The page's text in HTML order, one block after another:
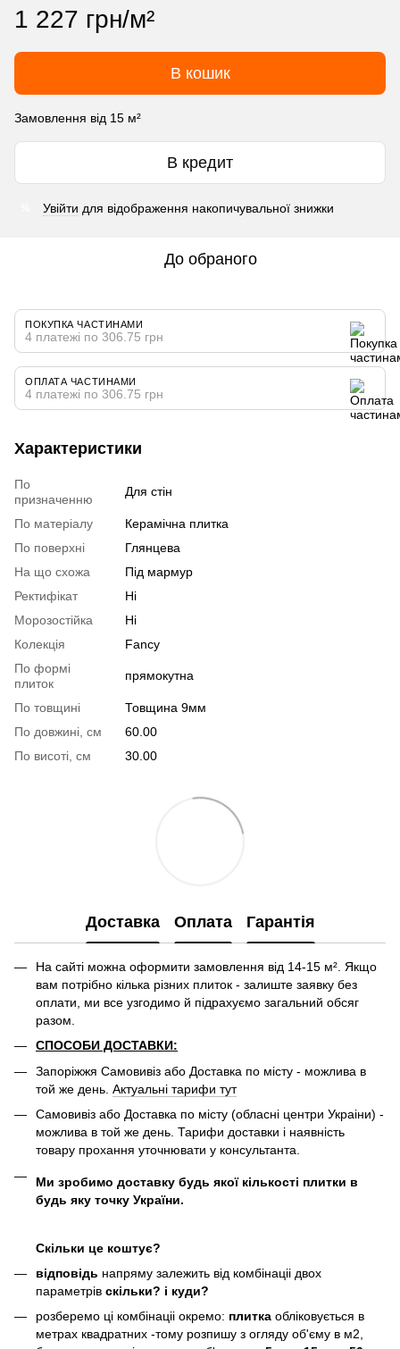
1 227 грн/м²
В кошик
Замовлення від 15 м²
В кредит
Увійти для відображення накопичувальної знижки
До обраного
ПОКУПКА ЧАСТИНАМИ
4 платежі по 306.75 грн
ОПЛАТА ЧАСТИНАМИ
4 платежі по 306.75 грн
Характеристики
По
призначенню
Для стін
По матеріалу
Керамічна плитка
По поверхні
Глянцева
На що схожа
Під мармур
Ректифікат
Ні
Морозостійка
Ні
Колекція
Fancy
По формі
плиток
прямокутна
По товщині
Товщина 9мм
По довжині, см
60.00
По висоті, см
30.00
Доставка Оплата Гарантія
На сайті можна оформити замовлення від 14-15 м². Якщо
вам потрібно кілька різних плиток - залиште заявку без
оплати, ми все узгодимо й підрахуємо загальний обсяг
разом.
СПОСОБИ ДОСТАВКИ:
Запоріжжя Самовивіз або Доставка по місту - можлива в
той же день. Актуальні тарифи тут
Самовивіз або Доставка по місту (обласні центри Украіни) -
можлива в той же день. Тарифи доставки і наявність
товару прохання уточнювати у консультанта.
Ми зробимо доставку будь якої кількості плитки в
будь яку точку України.
Скільки це коштує?
відповідь напряму залежить від комбінаціі двох
параметрів скільки? і куди?
розберемо ці комбінаціі окремо: плитка обліковується в
метрах квадратних -тому розпишу з огляду об'єму в м2,